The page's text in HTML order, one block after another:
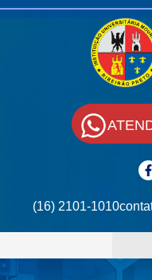
(16) 2101-1010